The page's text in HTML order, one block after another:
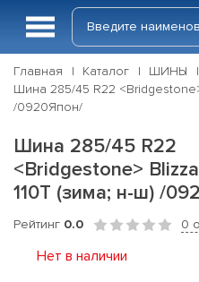
Главная Каталог ШИНЫ
Шина 285/45 R22
/0920Япон/
Шина 285/45 R22
<Bridgestone>
110T (зима; н-ш) /
Рейтинг 0.0 0
Нет в наличии